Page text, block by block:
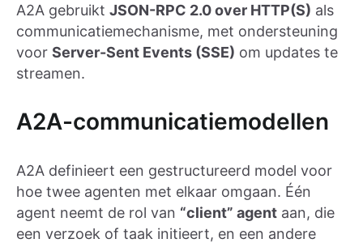
A2A gebruikt JSON-RPC 2.0 over HTTP(S) als
communicatiemechanisme, met ondersteuning
voor Server-Sent Events (SSE) om updates te
streamen.
A2A-communicatiemodellen
A2A definieert een gestructureerd model voor
hoe twee agenten met elkaar omgaan. Één
agent neemt de rol van “client” agent aan, die
een verzoek of taak initieert, en een andere